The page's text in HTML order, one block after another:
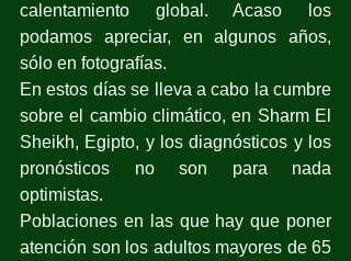
calentamiento global. Acaso los
podamos apreciar, en algunos años,
sólo en fotografías.
En estos días se lleva a cabo la cumbre
sobre el cambio climático, en Sharm El
Sheikh, Egipto, y los diagnósticos y los
pronósticos no son para nada
optimistas.
Poblaciones en las que hay que poner
atención son los adultos mayores de 65